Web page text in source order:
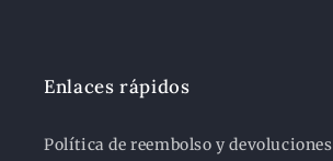
Enlaces rápidos
Política de reembolso y devoluciones